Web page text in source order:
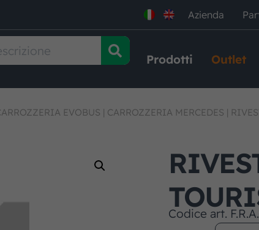
Azienda
Prodotti Outlet
EVOBUS | CARROZZERIA MERCEDES |
Codice art.